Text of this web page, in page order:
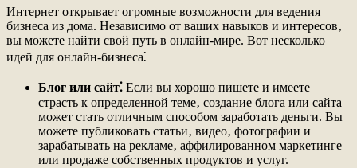
Интернет открывает огромные возможности для ведения
бизнеса из дома. Независимо от ваших навыков и интересов‚
вы можете найти свой путь в онлайн-мире. Вот несколько
идей для онлайн-бизнеса⁚
Блог или сайт⁚ Если вы хорошо пишете и имеете
страсть к определенной теме‚ создание блога или сайта
может стать отличным способом заработать деньги. Вы
можете публиковать статьи‚ видео‚ фотографии и
зарабатывать на рекламе‚ аффилированном маркетинге
или продаже собственных продуктов и услуг.